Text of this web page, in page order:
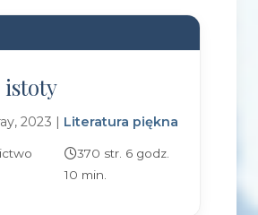
istoty
2023 | Literatura piękna
370 str. 6 godz.
10 min.